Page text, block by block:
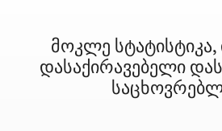
მოკლე
დასაქირავებელი